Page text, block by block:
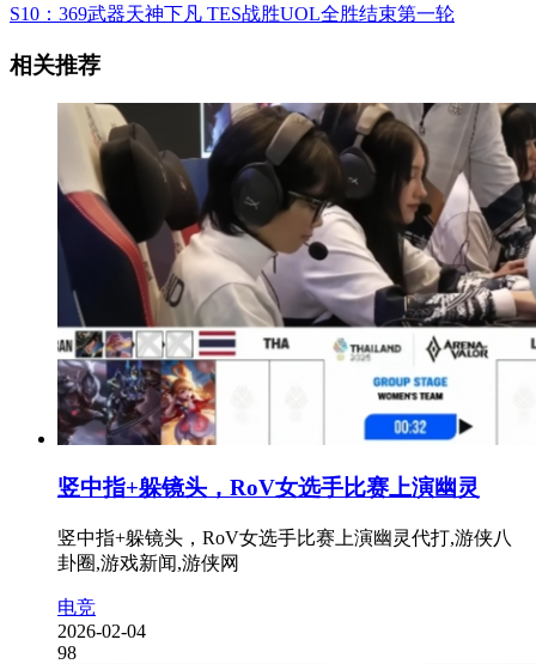
S10：369武器天神下凡 TES战胜UOL全胜结束第一轮
相关推荐
竖中指+躲镜头，RoV女选手比赛上演幽灵
竖中指+躲镜头，RoV女选手比赛上演幽灵代打,游侠八
卦圈,游戏新闻,游侠网
电竞
2026-02-04
98